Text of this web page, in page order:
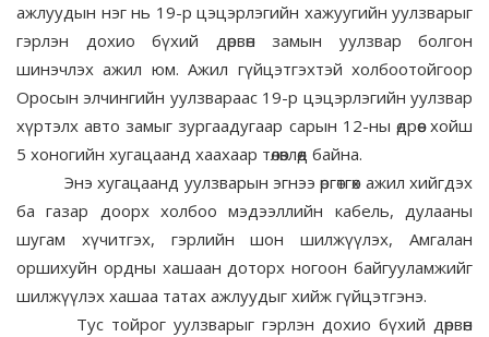
ажлуудын нэг нь 19-р цэцэрлэгийн хажуугийн уулзварыг
гэрлэн дохио бүхий дөрвөн замын уулзвар болгон
шинэчлэх ажил юм. Ажил гүйцэтгэхтэй холбоотойгоор
Оросын элчингийн уулзвараас 19-р цэцэрлэгийн уулзвар
хүртэлх авто замыг зургаадугаар сарын 12-ны өдрөөс хойш
5 хоногийн хугацаанд хаахаар төлөвлөөд байна.
Энэ хугацаанд уулзварын эгнээ өргөтгөх ажил хийгдэх
ба газар доорх холбоо мэдээллийн кабель, дулааны
шугам хүчитгэх, гэрлийн шон шилжүүлэх, Амгалан
оршихуйн ордны хашаан доторх ногоон байгууламжийг
шилжүүлэх хашаа татах ажлуудыг хийж гүйцэтгэнэ.
Тус тойрог уулзварыг гэрлэн дохио бүхий дөрвөн